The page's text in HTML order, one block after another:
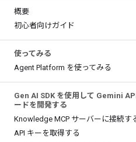
概要
初心者向けガイド
使ってみる
Agent Platform を使ってみる
Gen AI SDK を使用して Gemini
ードを開発する
Knowledge MCP サーバーに接続す
API キーを取得する